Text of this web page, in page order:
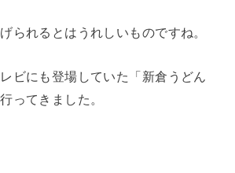
られるとはうれしいものですね。
ビにも登場していた「新倉うどん
ってきました。